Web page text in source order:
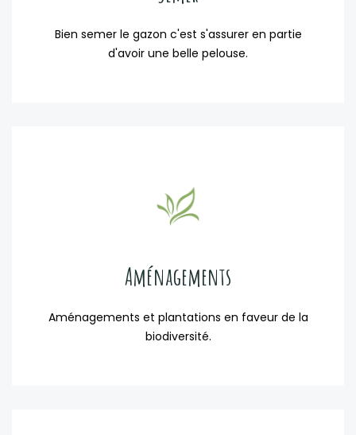
Bien semer le gazon c'est s'assurer en partie
d'avoir une belle pelouse.
Aménagements
Aménagements et plantations en faveur de la
biodiversité.